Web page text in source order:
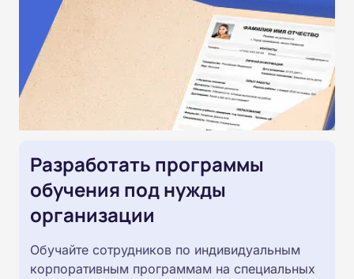
Разработать программы
обучения под нужды
организации
Обучайте сотрудников по индивидуальным
корпоративным программам на специальных